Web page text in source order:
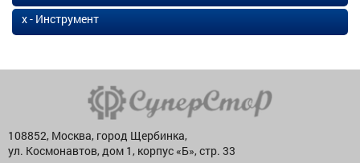
х - Инструмент
108852, Москва, город Щербинка,
ул. Космонавтов, дом 1, корпус «Б», стр. 33